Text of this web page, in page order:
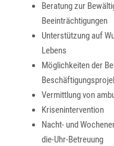
Beratung zur
Beeinträchtigungen
Unterstützung auf
Lebens
Möglichkeiten der
Vermittlung von
Krisenintervention
Nacht- und
die-Uhr-Betreuung